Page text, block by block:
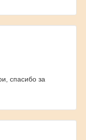
спасибо за